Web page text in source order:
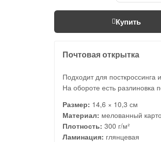
Купить
Почтовая открытка
Подходит для посткроссинга
На обороте есть разлиновка
Размер: 14,6 × 10,3 см
Материал: мелованный
Плотность: 300 г/м²
Ламинация: глянцевая